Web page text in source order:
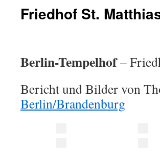
Friedhof St.
Berlin-Tempelhof–
Bericht und Bilder von
Berlin/Brandenburg